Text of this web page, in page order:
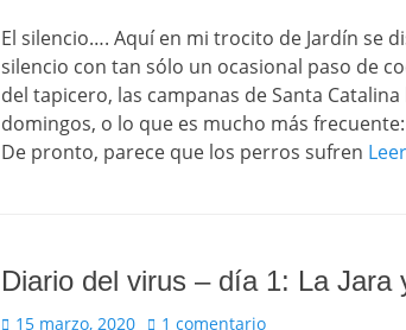
El silencio…. Aquí en mi trocito de Jardín se
silencio con tan sólo un ocasional paso de
del tapicero, las campanas de Santa
domingos, o lo que es mucho más
De pronto, parece que los perros sufren
Diario del virus – día 1: La Jara
Publicado
15 marzo, 2020 1 comentario